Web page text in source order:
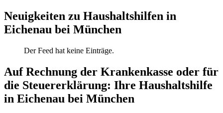
Neuigkeiten zu Haushaltshilfen in
Eichenau bei München
Der Feed hat keine Einträge.
Auf Rechnung der Krankenkasse oder für
die Steuererklärung: Ihre Haushaltshilfe
in Eichenau bei München